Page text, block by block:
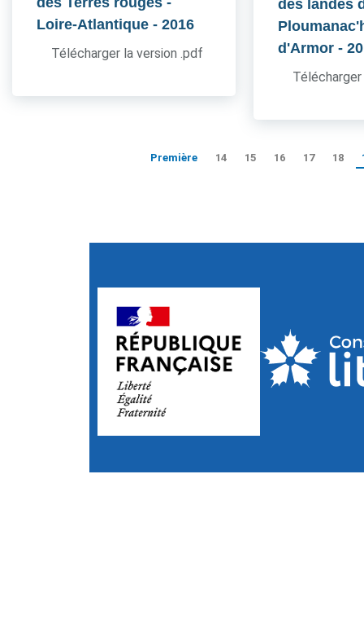
Loire-Atlantique - 2016
Télécharger la version .pdf
des landes
d'Armor -
Première 14 15 16 17 18